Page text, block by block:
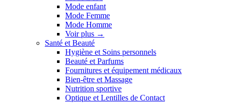
Mode enfant
Mode Femme
Mode Homme
Voir plus →
Santé et Beauté
Hygiène et Soins personnels
Beauté et Parfums
Fournitures et équipement médicaux
Bien-être et Massage
Nutrition sportive
Optique et Lentilles de Contact